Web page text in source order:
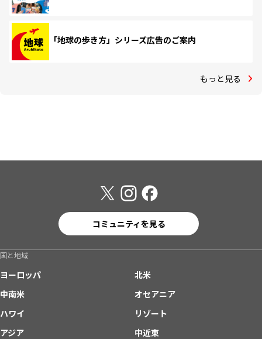
「地球の歩き方」シリーズ広告のご案内
もっと見る
コミュニティを見る
国と地域
ヨーロッパ
北米
中南米
オセアニア
ハワイ
リゾート
アジア
中近東